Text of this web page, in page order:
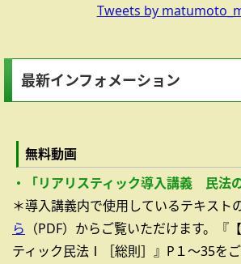
Tweets by
最新インフォメーション
無料動画
・「リアリスティック導入講義 民法
＊導入講義内で使用しているテキスト
ら （PDF）からご覧いただけます。『
ティック民法Ⅰ［総則］』P１～35をご